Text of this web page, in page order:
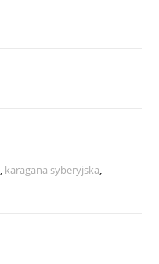
, karagana syberyjska,